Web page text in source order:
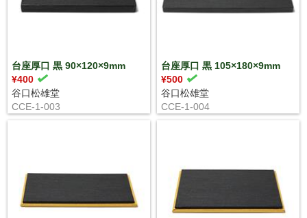
台座厚口 黒 90×120×9mm
¥400
谷口松雄堂
CCE-1-003
台座厚口 黒 105×180×9mm
¥500
谷口松雄堂
CCE-1-004